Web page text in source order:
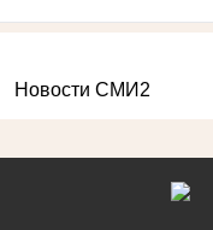
Новости СМИ2